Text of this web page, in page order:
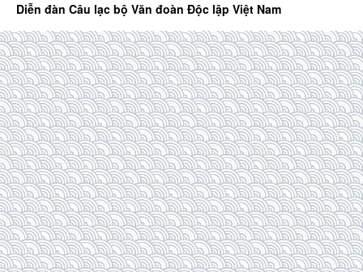
Diễn đàn Câu lạc bộ Văn đoàn Độc lập Việt Nam